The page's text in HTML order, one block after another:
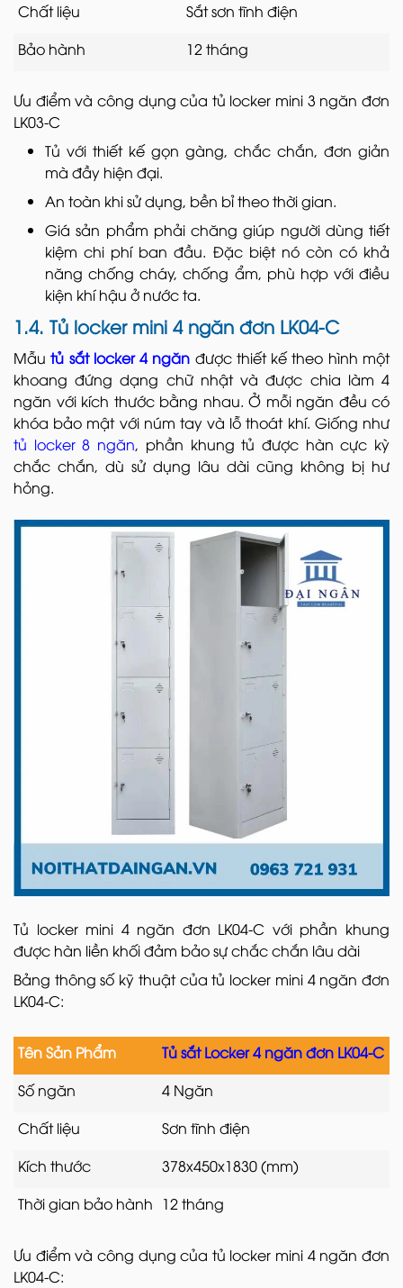
Chất liệu
Sắt sơn tĩnh điện
Bảo hành
12 tháng
Ưu điểm và công dụng của tủ locker mini 3 ngăn đơn
LK03-C
Tủ với thiết kế gọn gàng, chắc chắn, đơn giản
mà đầy hiện đại.
An toàn khi sử dụng, bền bỉ theo thời gian.
Giá sản phẩm phải chăng giúp người dùng tiết
kiệm chi phí ban đầu. Đặc biệt nó còn có khả
năng chống cháy, chống ẩm, phù hợp với điều
kiện khí hậu ở nước ta.
1.4. Tủ locker mini 4 ngăn đơn LK04-C
Mẫutủ sắt locker 4 ngăn được thiết kế theo hình một
khoang đứng dạng chữ nhật và được chia làm 4
ngăn với kích thước bằng nhau. Ở mỗi ngăn đều có
khóa bảo mật với núm tay và lỗ thoát khí. Giống như
tủ locker 8 ngăn, phần khung tủ được hàn cực kỳ
chắc chắn, dù sử dụng lâu dài cũng không bị hư
hỏng.
Tủ locker mini 4 ngăn đơn LK04-C với phần khung
được hàn liền khối đảm bảo sự chắc chắn lâu dài
Bảng thông số kỹ thuật của tủ locker mini 4 ngăn đơn
LK04-C:
Tên Sản Phẩm
Tủ sắt Locker 4 ngăn đơn LK04-C
Số ngăn
4 Ngăn
Chất liệu
Sơn tĩnh điện
Kích thước
378x450x1830 (mm)
Thời gian bảo hành 12 tháng
Ưu điểm và công dụng của tủ locker mini 4 ngăn đơn
LK04-C: